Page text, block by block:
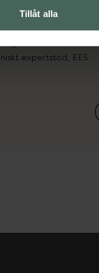
Tillåt alla
in gammal medicin
expertstöd, EES